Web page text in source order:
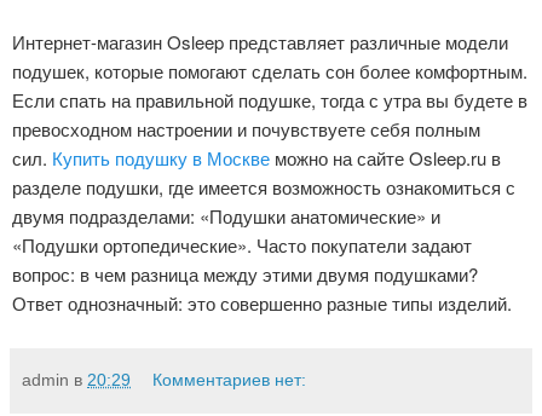
Интернет-магазин Osleep представляет различные модели
подушек, которые помогают сделать сон более комфортным.
Если спать на правильной подушке, тогда с утра вы будете в
превосходном настроении и почувствуете себя полным
сил. Купить подушку в Москве можно на сайте Osleep.ru в
разделе подушки, где имеется возможность ознакомиться с
двумя подразделами: «Подушки анатомические» и
«Подушки ортопедические». Часто покупатели задают
вопрос: в чем разница между этими двумя подушками?
Ответ однозначный: это совершенно разные типы изделий.
admin в 20:29 Комментариев нет: